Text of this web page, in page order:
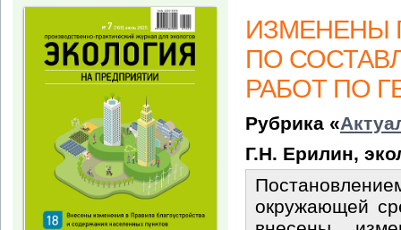
ИЗМЕНЕНЫ
ПО
РАБОТ ПО
Рубрика «
Г.Н. Ерилин,
окружающей